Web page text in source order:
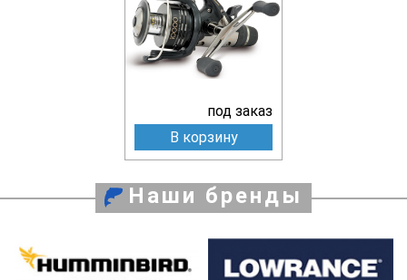
под заказ
В корзину
Наши бренды